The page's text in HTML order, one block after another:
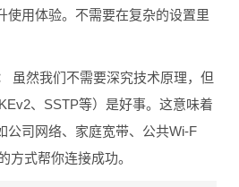
使用体验。不需要在复杂的设置里
虽然我们不需要深究技术原理，但
、SSTP等）是好事。这意味着
公司网络、家庭宽带、公共Wi-F
方式帮你连接成功。